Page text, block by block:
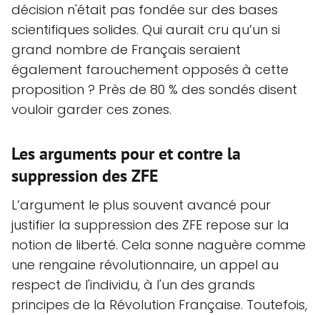
décision n'était pas fondée sur des bases
scientifiques solides. Qui aurait cru qu’un si
grand nombre de Français seraient
également farouchement opposés à cette
proposition ? Près de 80 % des sondés disent
vouloir garder ces zones.
Les arguments pour et contre la
suppression des ZFE
L’argument le plus souvent avancé pour
justifier la suppression des ZFE repose sur la
notion de liberté. Cela sonne naguère comme
une rengaine révolutionnaire, un appel au
respect de l'individu, à l'un des grands
principes de la Révolution Française. Toutefois,